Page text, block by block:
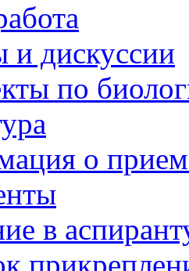
и дискуссии
по
о
в